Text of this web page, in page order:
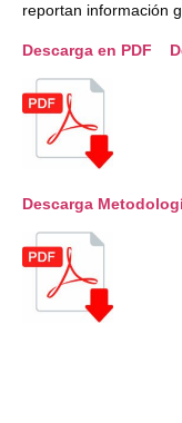
reportan información
Descarga en PDF
Descarga